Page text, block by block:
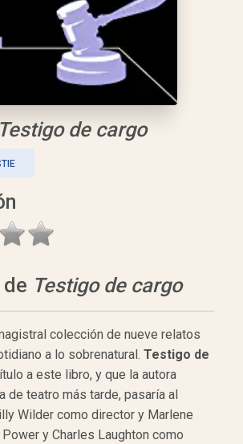
Testigo de cargo
de Testigo de cargo
colección de nueve relatos
a lo sobrenatural. Testigo de
a este libro, y que la autora
de teatro más tarde, pasaría al
Wilder como director y Marlene
y Charles Laughton como